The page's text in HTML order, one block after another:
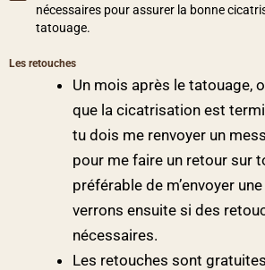
nécessaires pour assurer la bonne
tatouage.
Les retouches
Un mois après le tatouage,
que la cicatrisation est
tu dois me renvoyer un
pour me faire un retour sur
préférable de m’envoyer
verrons ensuite si des
nécessaires.
Les retouches sont